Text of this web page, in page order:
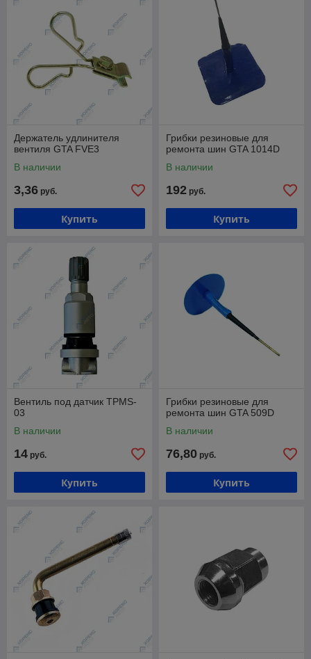
Держатель удлинителя
вентиля GTA FVE3
В наличии
3,36 руб.
Купить
Грибки резиновые для
ремонта шин GTA 1014D
В наличии
192 руб.
Купить
Вентиль под датчик TPMS-
03
В наличии
14 руб.
Купить
Грибки резиновые для
ремонта шин GTA 509D
В наличии
76,80 руб.
Купить